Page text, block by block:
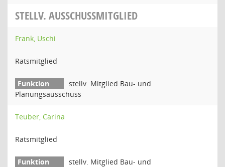
STELLV. AUSSCHUSSMITGLIED
Frank, Uschi
Ratsmitglied
stellv. Mitglied Bau- und
Planungsausschuss
Teuber, Carina
Ratsmitglied
stellv. Mitglied Bau- und